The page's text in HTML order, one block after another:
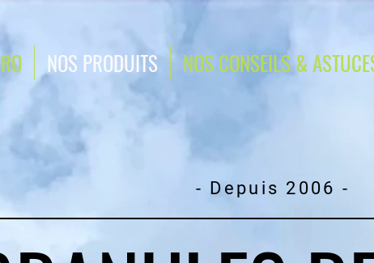
NOS PRODUITS NOS CONSEILS &
- Depuis 2006 -